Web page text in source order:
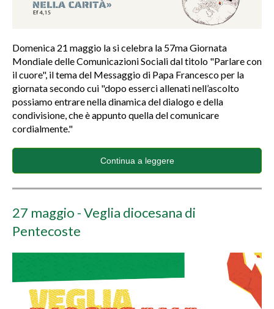
Domenica 21 maggio la si celebra la 57ma Giornata
Mondiale delle Comunicazioni Sociali dal titolo "Parlare con
il cuore", il tema del Messaggio di Papa Francesco per la
giornata secondo cui "dopo esserci allenati nell’ascolto
possiamo entrare nella dinamica del dialogo e della
condivisione, che è appunto quella del comunicare
cordialmente."
Continua a leggere
27 maggio - Veglia diocesana di
Pentecoste